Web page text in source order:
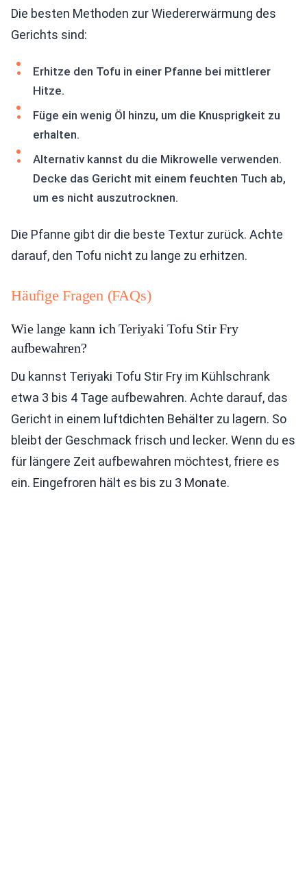
Die besten Methoden zur Wiedererwärmung des
Gerichts sind:
Erhitze den Tofu in einer Pfanne bei mittlerer
Hitze.
Füge ein wenig Öl hinzu, um die Knusprigkeit zu
erhalten.
Alternativ kannst du die Mikrowelle verwenden.
Decke das Gericht mit einem feuchten Tuch ab,
um es nicht auszutrocknen.
Die Pfanne gibt dir die beste Textur zurück. Achte
darauf, den Tofu nicht zu lange zu erhitzen.
Häufige Fragen (FAQs)
Wie lange kann ich Teriyaki Tofu Stir Fry
aufbewahren?
Du kannst Teriyaki Tofu Stir Fry im Kühlschrank
etwa 3 bis 4 Tage aufbewahren. Achte darauf, das
Gericht in einem luftdichten Behälter zu lagern. So
bleibt der Geschmack frisch und lecker. Wenn du es
für längere Zeit aufbewahren möchtest, friere es
ein. Eingefroren hält es bis zu 3 Monate.